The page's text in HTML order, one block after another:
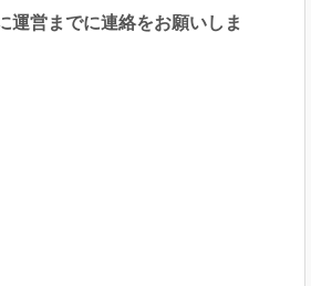
運営までに連絡をお願いしま